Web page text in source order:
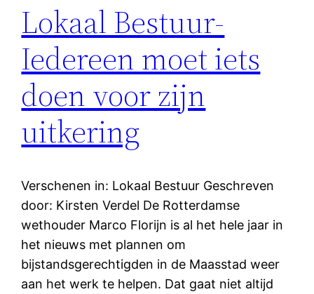
Lokaal Bestuur-
Iedereen moet iets
doen voor zijn
uitkering
Verschenen in: Lokaal Bestuur Geschreven
door: Kirsten Verdel De Rotterdamse
wethouder Marco Florijn is al het hele jaar in
het nieuws met plannen om
bijstandsgerechtigden in de Maasstad weer
aan het werk te helpen. Dat gaat niet altijd